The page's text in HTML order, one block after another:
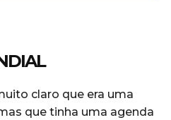
claro que era uma
que tinha uma agenda